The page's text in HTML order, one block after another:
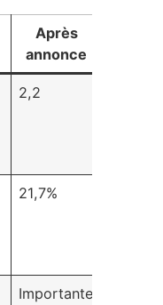
Après
annonce
2,2
21,7%
Importante